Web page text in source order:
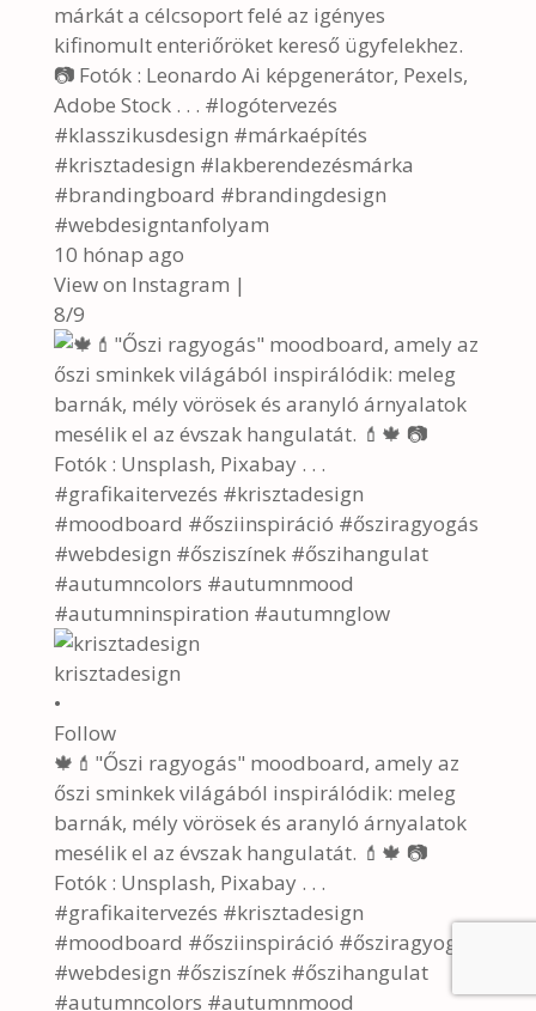
márkát a célcsoport felé az igényes
kifinomult enteriőröket kereső ügyfelekhez.
📷 Fotók : Leonardo Ai képgenerátor, Pexels,
Adobe Stock . . . #logótervezés
#klasszikusdesign #márkaépítés
#krisztadesign #lakberendezésmárka
#brandingboard #brandingdesign
#webdesigntanfolyam
10 hónap ago
View on Instagram |
8/9
krisztadesign
•
Follow
🍁💄"Őszi ragyogás" moodboard, amely az
őszi sminkek világából inspirálódik: meleg
barnák, mély vörösek és aranyló árnyalatok
mesélik el az évszak hangulatát. 💄🍁 📷
Fotók : Unsplash, Pixabay . . .
#grafikaitervezés #krisztadesign
#moodboard #ősziinspiráció #ősziragyogás
#webdesign #ősziszínek #őszihangulat
#autumncolors #autumnmood